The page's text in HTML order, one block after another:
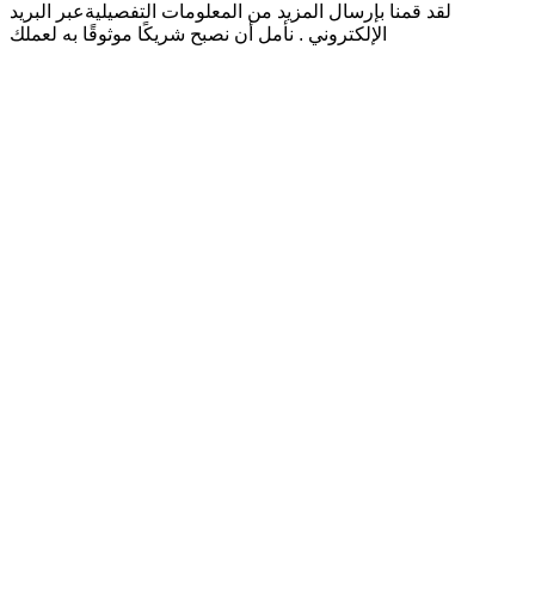
لقد قمنا بإرسال المزيد من المعلومات التفصيليةعبر البريد
الإلكتروني . نأمل أن نصبح شريكًا موثوقًا به لعملك